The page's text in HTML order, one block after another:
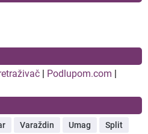
Podlupom.com
Varaždin Umag
Split